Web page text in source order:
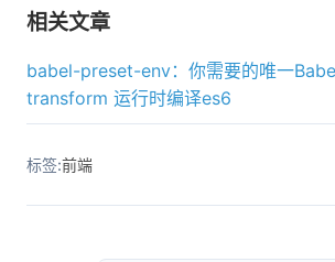
相关文章
babel-preset-env：你需要的唯一
transform 运行时编译es6
标签:前端